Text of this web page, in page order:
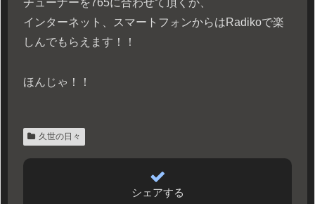
チューナーを765に合わせて頂くか、
インターネット、スマートフォンからはRadikoで楽
しんでもらえます！！
ほんじゃ！！
久世の日々
シェアする